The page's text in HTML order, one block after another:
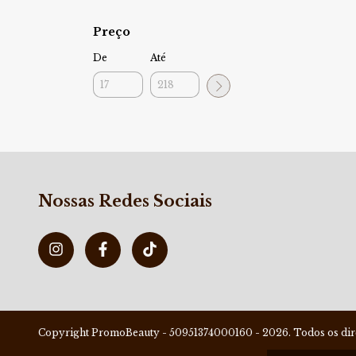
Preço
De Até
Nossas Redes Sociais
Copyright PromoBeauty - 50951374000160 - 2026. Todos os